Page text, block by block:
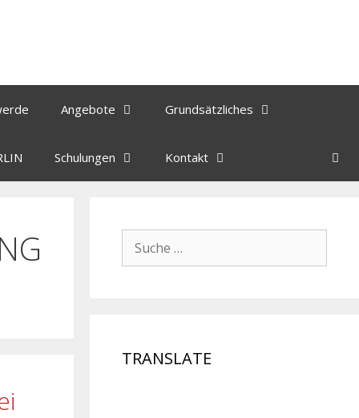
Angebote Grundsätzliches
Schulungen Kontakt
TRANSLATE